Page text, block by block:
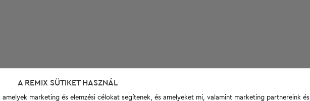
A REMIX SÜTIKET HASZNÁL
marketing és elemzési célokat segítenek, és amelyeket mi, valamint marketing partnereink és